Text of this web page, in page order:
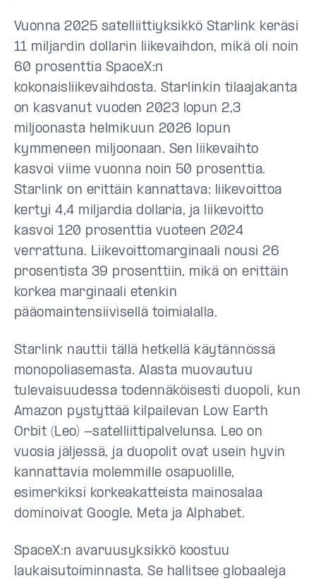
Vuonna 2025 satelliittiyksikkö Starlink keräsi
11 miljardin dollarin liikevaihdon, mikä oli noin
60 prosenttia SpaceX:n
kokonaisliikevaihdosta. Starlinkin tilaajakanta
on kasvanut vuoden 2023 lopun 2,3
miljoonasta helmikuun 2026 lopun
kymmeneen miljoonaan. Sen liikevaihto
kasvoi viime vuonna noin 50 prosenttia.
Starlink on erittäin kannattava: liikevoittoa
kertyi 4,4 miljardia dollaria, ja liikevoitto
kasvoi 120 prosenttia vuoteen 2024
verrattuna. Liikevoittomarginaali nousi 26
prosentista 39 prosenttiin, mikä on erittäin
korkea marginaali etenkin
pääomaintensiivisellä toimialalla.
Starlink nauttii tällä hetkellä käytännössä
monopoliasemasta. Alasta muovautuu
tulevaisuudessa todennäköisesti duopoli, kun
Amazon pystyttää kilpailevan Low Earth
Orbit (Leo) -satelliittipalvelunsa. Leo on
vuosia jäljessä, ja duopolit ovat usein hyvin
kannattavia molemmille osapuolille,
esimerkiksi korkeakatteista mainosalaa
dominoivat Google, Meta ja Alphabet.
SpaceX:n avaruusyksikkö koostuu
laukaisutoiminnasta. Se hallitsee globaaleja